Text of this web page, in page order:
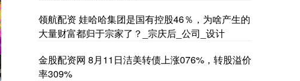
领航配资 娃哈哈集团是国有控股46％，为啥产生的
大量财富都归于宗家了？_宗庆后_公司_设计
金股配资网 8月11日洁美转债上涨076%，转股溢价
率309%